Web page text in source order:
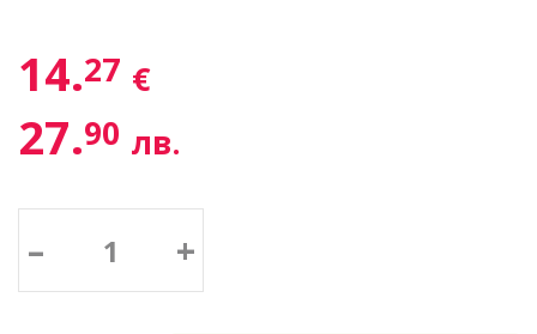
14.27 €
27.90 лв.
– +